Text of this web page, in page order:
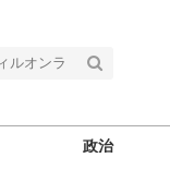
政治